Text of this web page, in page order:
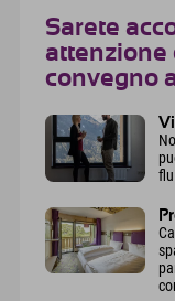
Sarete
attenzione
convegno